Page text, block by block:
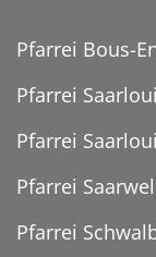
Pfarrei Bous-
Pfarrei
Pfarrei
Pfarrei
Pfarrei